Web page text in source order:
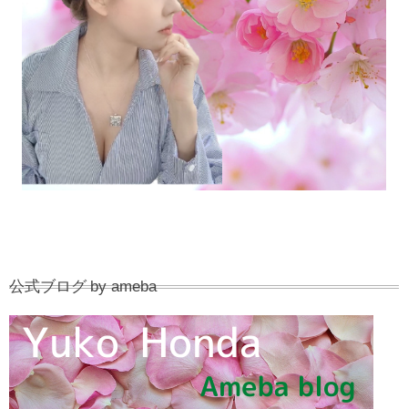
公式ブログ by ameba